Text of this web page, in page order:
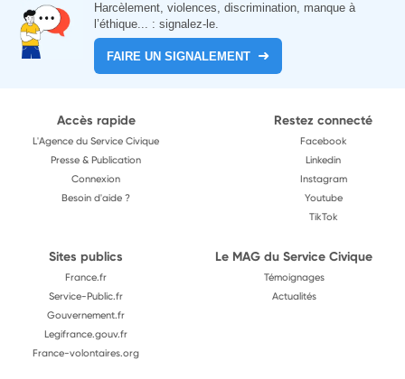
Harcèlement, violences, discrimination, manque à
l’éthique... : signalez-le.
FAIRE UN SIGNALEMENT
Accès rapide
L'Agence du Service Civique
Presse & Publication
Connexion
Besoin d'aide ?
Restez connecté
Facebook
Linkedin
Instagram
Youtube
TikTok
Sites publics
France.fr
Service-Public.fr
Gouvernement.fr
Legifrance.gouv.fr
France-volontaires.org
Le MAG du Service Civique
Témoignages
Actualités